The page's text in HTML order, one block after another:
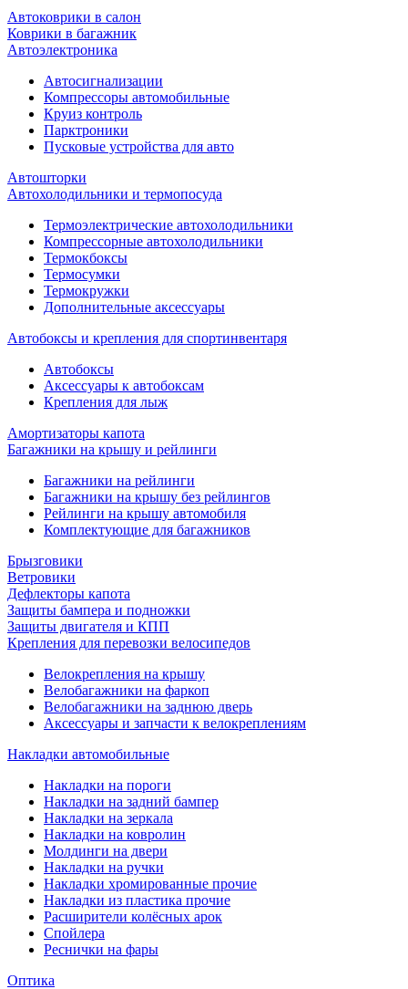
Автоковрики в салон
Коврики в багажник
Автоэлектроника
Автосигнализации
Компрессоры автомобильные
Круиз контроль
Парктроники
Пусковые устройства для авто
Автошторки
Автохолодильники и термопосуда
Термоэлектрические автохолодильники
Компрессорные автохолодильники
Термокбоксы
Термосумки
Термокружки
Дополнительные аксессуары
Автобоксы и крепления для спортинвентаря
Автобоксы
Аксессуары к автобоксам
Крепления для лыж
Амортизаторы капота
Багажники на крышу и рейлинги
Багажники на рейлинги
Багажники на крышу без рейлингов
Рейлинги на крышу автомобиля
Комплектующие для багажников
Брызговики
Ветровики
Дефлекторы капота
Защиты бампера и подножки
Защиты двигателя и КПП
Крепления для перевозки велосипедов
Велокрепления на крышу
Велобагажники на фаркоп
Велобагажники на заднюю дверь
Аксессуары и запчасти к велокреплениям
Накладки автомобильные
Накладки на пороги
Накладки на задний бампер
Накладки на зеркала
Накладки на ковролин
Молдинги на двери
Накладки на ручки
Накладки хромированные прочие
Накладки из пластика прочие
Расширители колёсных арок
Спойлера
Реснички на фары
Оптика